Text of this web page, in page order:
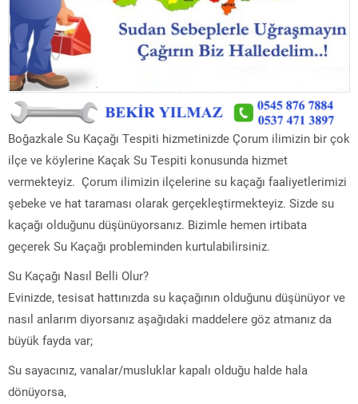
Boğazkale Su Kaçağı Tespiti hizmetinizde Çorum ilimizin bir çok
ilçe ve köylerine Kaçak Su Tespiti konusunda hizmet
vermekteyiz. Çorum ilimizin ilçelerine su kaçağı faaliyetlerimizi
şebeke ve hat taraması olarak gerçekleştirmekteyiz. Sizde su
kaçağı olduğunu düşünüyorsanız. Bizimle hemen irtibata
geçerek Su Kaçağı probleminden kurtulabilirsiniz.
Su Kaçağı Nasıl Belli Olur?
Evinizde, tesisat hattınızda su kaçağının olduğunu düşünüyor ve
nasıl anlarım diyorsanız aşağıdaki maddelere göz atmanız da
büyük fayda var;
Su sayacınız, vanalar/musluklar kapalı olduğu halde hala
dönüyorsa,